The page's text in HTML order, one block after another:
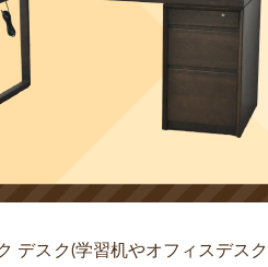
デスク(学習机やオフィスデス